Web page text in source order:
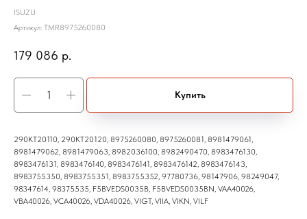
ISUZU
Артикул: TMR8975260080
179 086 р.
Купить
290KT20110, 290KT20120, 8975260080, 8975260081, 8981479061,
8981479062, 8981479063, 8982036100, 8982490470, 8983476130,
8983476131, 8983476140, 8983476141, 8983476142, 8983476143,
8983755350, 8983755351, 8983755352, 97780736, 98147906, 98249047,
98347614, 98375535, F5BVEDS0035B, F5BVEDS0035BN, VAA40026,
VBA40026, VCA40026, VDA40026, VIGT, VIIA, VIKN, VILF